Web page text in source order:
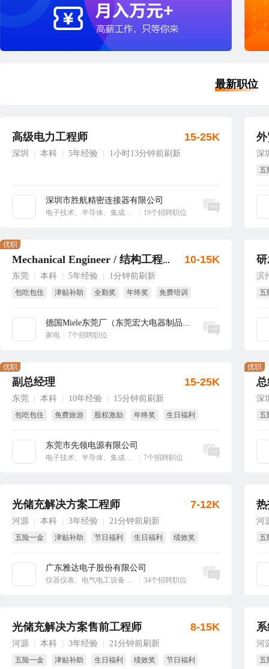
最新职位
高级电力工程师
深圳 本科 5年经验 1小时13分钟前刷新
深圳市胜航精密连接器有限公司
电子技术、半导体、集成电路 19个招聘职位
15-25K
立即沟通
深
五
Mechanical Engineer / 结构工程师
东莞 本科 5年经验 1分钟前刷新
包吃包住 津贴补助 全勤奖 年终奖
免费培训
德国Miele东莞厂（东莞宏大电器制品有...
家电
7个招聘职位
优职
10-15K
立即沟通
滨
五
副总经理
东莞 本科 10年经验 15分钟前刷新
包吃包住 免费旅游 股权激励 年终奖
生日福利
东莞市先领电源有限公司
电子技术、半导体、集成电路 7个招聘职位
优职
15-25K
立即沟通
深
五
优职
光储充解决方案工程师
河源 本科 3年经验 21分钟前刷新
五险一金 津贴补助 节日福利 生日福利
绩效奖
广东雅达电子股份有限公司
仪器仪表、电气电工设备、工业自动化 34个招聘职位
7-12K
立即沟通
河
五
光储充解决方案售前工程师
河源 本科 3年经验 21分钟前刷新
五险一金 津贴补助 生日福利 绩效奖
节日福利
8-15K
河
五